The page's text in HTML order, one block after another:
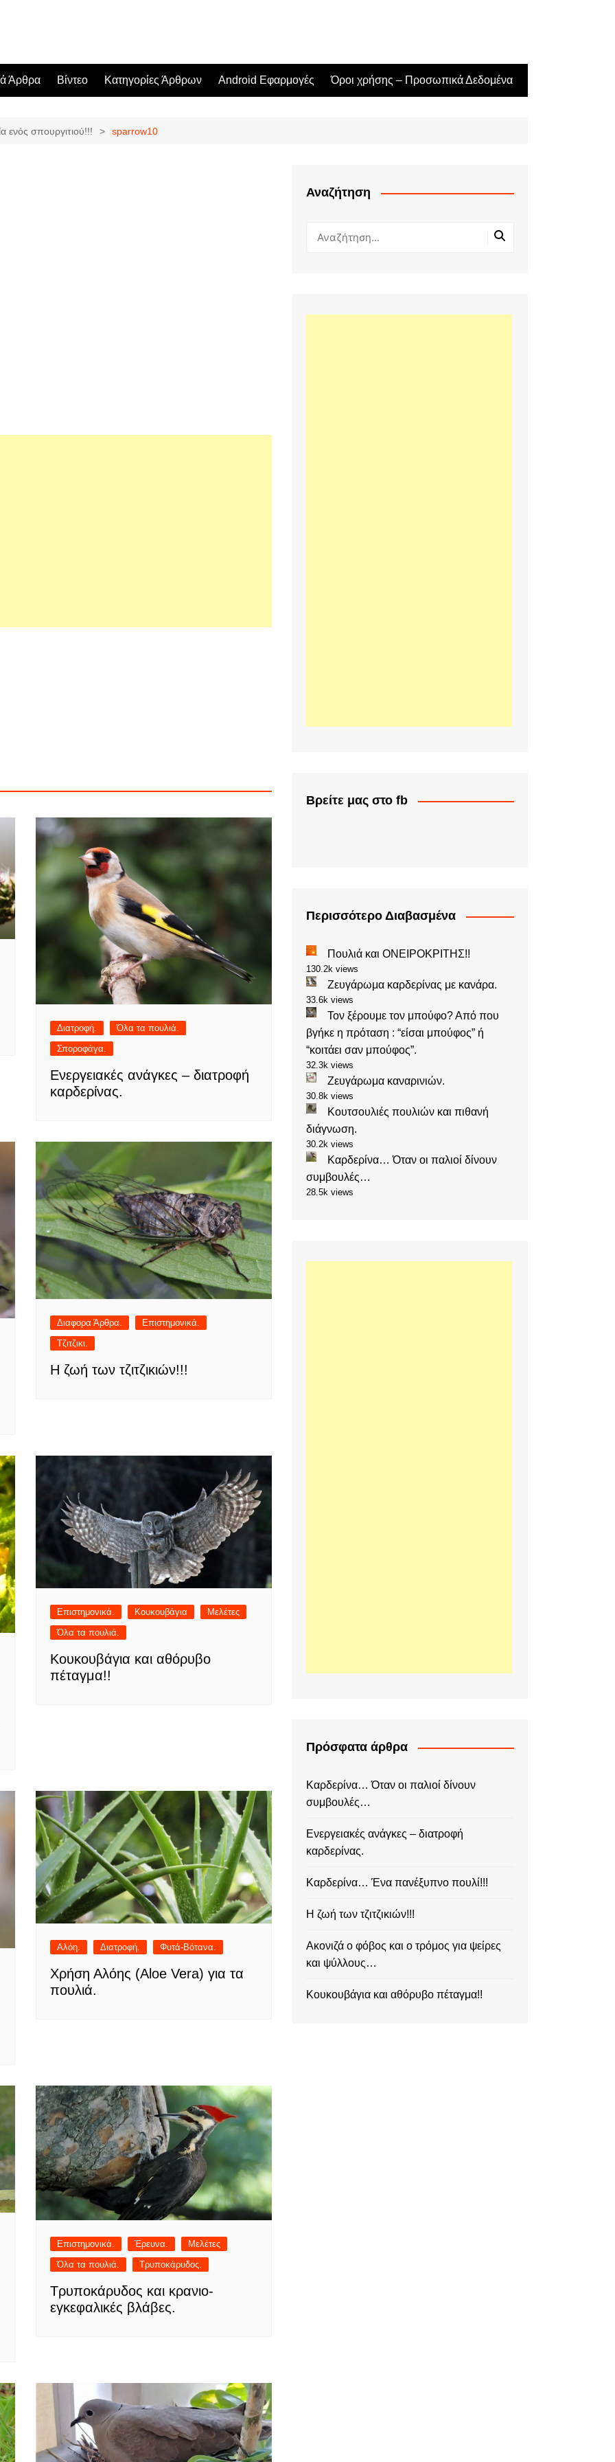
Άρθρα Βίντεο Κατηγορίες Άρθρων Android Εφαρμογές Όροι χρήσης – Προσωπικά Δεδομένα
ενός σπουργιτιού!!! sparrow10
Διατροφή.
Όλα τα πουλιά.
Σποροφάγα.
Ενεργειακές ανάγκες – διατροφή
καρδερίνας.
Διαφορα Άρθρα.
Επιστημονικά.
Τζιτζικι.
Η ζωή των τζιτζικιών!!!
Επιστημονικά. Κουκουβάγια
Μελέτες
Όλα τα πουλιά.
Κουκουβάγια και αθόρυβο
πέταγμα!!
Αλόη. Διατροφή. Φυτά-Βότανα.
Χρήση Αλόης (Aloe Vera) για τα
πουλιά.
Επιστημονικά. Έρευνα.
Μελέτες
Όλα τα πουλιά.
Τρυποκάρυδος.
Τρυποκάρυδος και κρανιο-
εγκεφαλικές βλάβες.
Αναζήτηση
Βρείτε μας στο fb
Περισσότερο Διαβασμένα
Πουλιά και ΟΝΕΙΡΟΚΡΙΤΗΣ!!
130.2k views
Ζευγάρωμα καρδερίνας με κανάρα.
33.6k views
Τον ξέρουμε τον μπούφο? Από που
βγήκε η πρόταση : “είσαι μπούφος” ή
“κοιτάει σαν μπούφος”.
32.3k views
Ζευγάρωμα καναρινιών.
30.8k views
Κουτσουλιές πουλιών και πιθανή
διάγνωση.
30.2k views
Καρδερίνα… Όταν οι παλιοί δίνουν
συμβουλές…
28.5k views
Πρόσφατα άρθρα
Καρδερίνα… Όταν οι παλιοί δίνουν
συμβουλές…
Ενεργειακές ανάγκες – διατροφή
καρδερίνας.
Καρδερίνα… Ένα πανέξυπνο πουλί!!!
Η ζωή των τζιτζικιών!!!
Ακονιζά ο φόβος και ο τρόμος για ψείρες
και ψύλλους…
Κουκουβάγια και αθόρυβο πέταγμα!!